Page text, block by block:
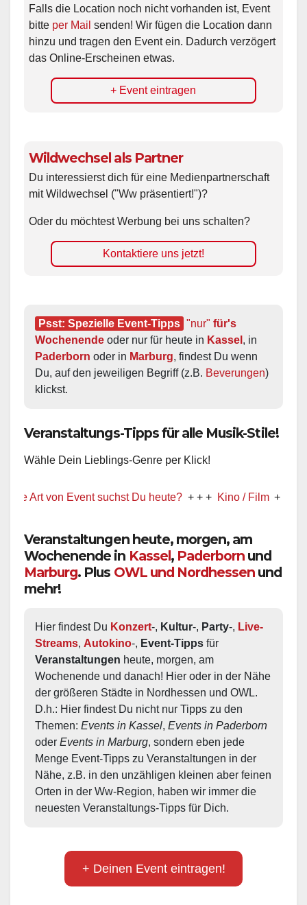
Falls die Location noch nicht vorhanden ist, Event
bitte per Mail senden! Wir fügen die Location dann
hinzu und tragen den Event ein. Dadurch verzögert
das Online-Erscheinen etwas.
+ Event eintragen
Wildwechsel als Partner
Du interessierst dich für eine Medienpartnerschaft
mit Wildwechsel ("Ww präsentiert!")?
Oder du möchtest Werbung bei uns schalten?
Kontaktiere uns jetzt!
Psst: Spezielle Event-Tipps "nur" für's
Wochenende oder nur für heute in Kassel
Paderborn oder in Marburg, findest Du wenn
Du, auf den jeweiligen Begriff (z.B. Beverungen)
klickst.
Veranstaltungs-Tipps für alle Musik-Stile!
Wähle Dein Lieblings-Genre per Klick!
von Event suchst Du heute? + + + Kino / Film + + + Ww
Veranstaltungen heute, morgen, am
Wochenende in Kassel, Paderborn und
Marburg. Plus OWL und Nordhessen und
mehr!
Hier findest Du Konzert-, Kultur-, Party-, Live-
Streams, Autokino-, Event-Tipps
Veranstaltungen heute, morgen, am
Wochenende und danach! Hier oder in der Nähe
der größeren Städte in Nordhessen und OWL.
D.h.: Hier findest Du nicht nur Tipps zu den
Themen: Events in Kassel, Events in Paderborn
oder Events in Marburg, sondern eben jede
Menge Event-Tipps zu Veranstaltungen in der
Nähe, z.B. in den unzähligen kleinen aber feinen
Orten in der Ww-Region, haben wir immer die
neuesten Veranstaltungs-Tipps für Dich.
+ Deinen Event eintragen!